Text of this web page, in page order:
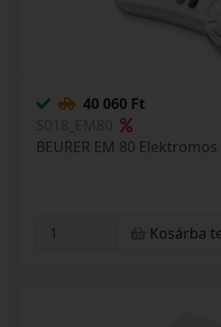
40 060 Ft
BEURER EM 80
Kosárba